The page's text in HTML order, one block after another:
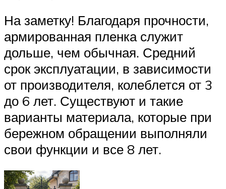
На заметку! Благодаря прочности,
армированная пленка служит
дольше, чем обычная. Средний
срок эксплуатации, в зависимости
от производителя, колеблется от 3
до 6 лет. Существуют и такие
варианты материала, которые при
бережном обращении выполняли
свои функции и все 8 лет.